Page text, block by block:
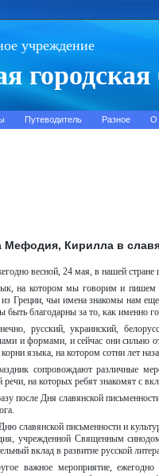
учреждение
Путеводитель Разное О
Мефодия, Кирилла в
весной, 24 мая, в нашей стране
на котором мы говорим и пишем
Греции, чьи имена знакомы нам
быть благодарны за то, как именно
русский, украинский,
и формами, и сейчас они сильно
языка, на котором сотни лет
сопровождают различные
речи, на которых ребят знакомят с
после Дня славянской
славянской письменности и
учрежденной Священным синодом
вклад в развитие русской
важное мероприятие,